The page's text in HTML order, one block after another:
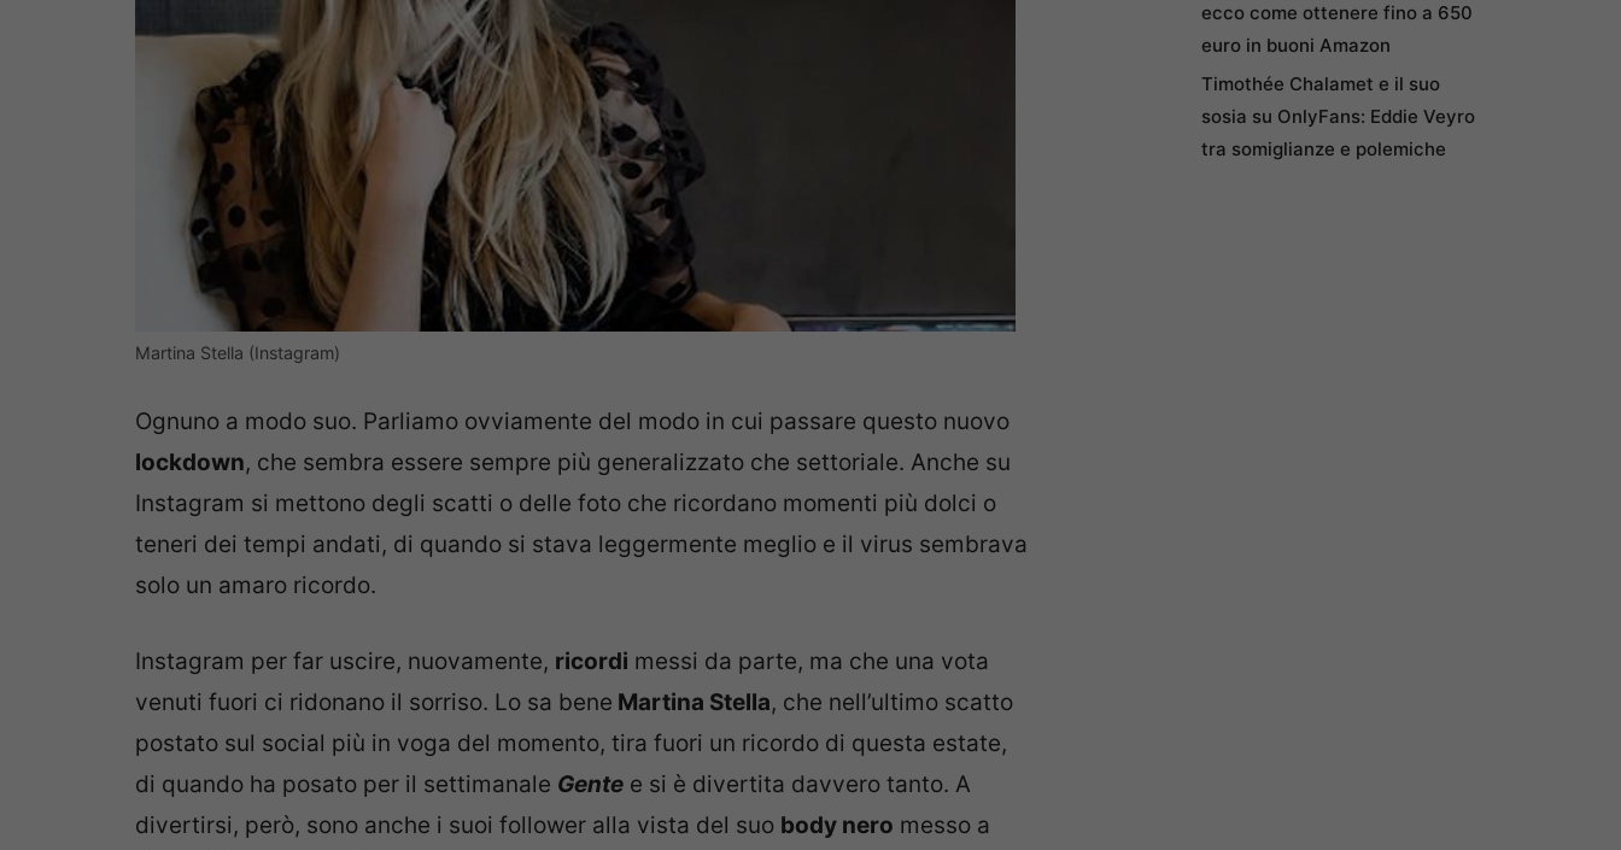
Martina Stella (Instagram)
Ognuno a modo suo. Parliamo ovviamente del modo in cui passare questo nuovo
lockdown, che sembra essere sempre più generalizzato che settoriale. Anche su
Instagram si mettono degli scatti o delle foto che ricordano momenti più dolci o
teneri dei tempi andati, di quando si stava leggermente meglio e il virus sembrava
solo un amaro ricordo.
Instagram per far uscire, nuovamente, ricordi messi da parte, ma che una vota
venuti fuori ci ridonano il sorriso. Lo sa bene Martina Stella, che nell’ultimo scatto
postato sul social più in voga del momento, tira fuori un ricordo di questa estate,
di quando ha posato per il settimanale Gente e si è divertita davvero tanto. A
divertirsi, però, sono anche i suoi follower alla vista del suo body nero messo a
ecco come ottenere fino a 650
euro in buoni Amazon
Timothée Chalamet e il suo
sosia su OnlyFans: Eddie Veyro
tra somiglianze e polemiche